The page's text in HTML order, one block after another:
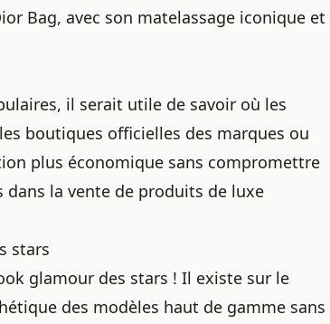
Bag, avec son matelassage iconique et
il serait utile de savoir où les
boutiques officielles des marques ou
plus économique sans compromettre
la vente de produits de luxe
stars
glamour des stars ! Il existe sur le
des modèles haut de gamme sans